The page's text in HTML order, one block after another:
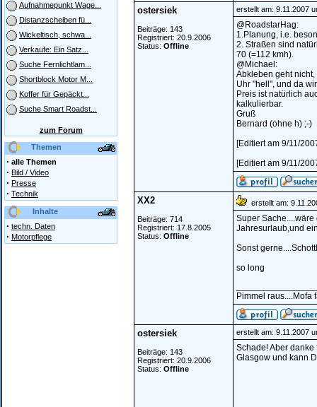
Aufnahmepunkt Wage...
Distanzscheiben fü...
Wickeltisch, schwa...
Verkaufe: Ein Satz...
Suche Fernlichtlam...
Shortblock Motor M...
Koffer für Gepäckt...
Suche Smart Roadst...
zum Forum
Themen
· alle Themen
· Bild / Video
· Presse
· Technik
Inhalte
· techn. Daten
· Motorpflege
ostersiek
Beiträge: 143
Registriert: 20.9.2006
Status: Offline
erstellt am: 9.11.2007
@RoadstarHag:
1.Planung, i.e.
2. Straßen sind
70 (=112 kmh).
@Michael:
Abkleben geht
Uhr "hell", und da
Preis ist natürlich
kalkulierbar.
Gruß
Bernard (ohne h) ;-)
[Editiert am 9/11/
[Editiert am 9/11/
XX2
Beiträge: 714
Registriert: 17.8.2005
Status: Offline
erstellt am:
Super
Jahresurlaub,und
Sonst
so long
Pimmel raus....Mofa
ostersiek
Beiträge: 143
Registriert: 20.9.2006
Status: Offline
erstellt am: 9.11.2007
Schade! Aber
Glasgow und kann